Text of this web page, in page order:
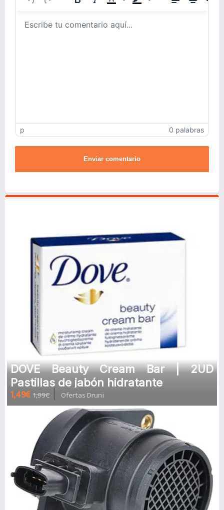
p 0 palabras
Enviar comentario
DOVE Beauty Cream Bar | 2UD
Pastillas de jabón hidratante
1,49€ 1,99€ Ofertas Druni